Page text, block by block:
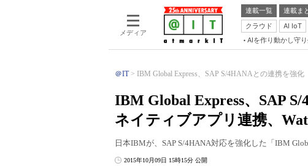
メディア
連載一覧 連載ま
クラウド
AI IoT
AIを作り動かし守
＠IT IBM Global Express、SAP S/4HANAとの連携を強
IBM Global Express、SAP
ネイティブアプリ連携、
日本IBMが、SAP S/4HANA対応を強化した「IBM
2015年10月09日 15時15分 公開